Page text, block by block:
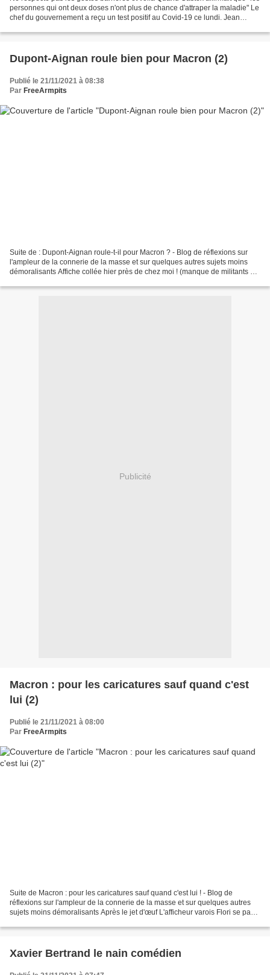
personnes qui ont deux doses n'ont plus de chance d'attraper la maladie" Le
chef du gouvernement a reçu un test positif au Covid-19 ce lundi. Jean
Dupont-Aignan roule bien pour Macron (2)
Publié le 21/11/2021 à 08:38
Par FreeArmpits
Suite de : Dupont-Aignan roule-t-il pour Macron ? - Blog de réflexions sur
l'ampleur de la connerie de la masse et sur quelques autres sujets moins
démoralisants Affiche collée hier près de chez moi ! (manque de militants ? Il
Publicité
Macron : pour les caricatures sauf quand c'est
lui (2)
Publié le 21/11/2021 à 08:00
Par FreeArmpits
Suite de Macron : pour les caricatures sauf quand c'est lui ! - Blog de
réflexions sur l'ampleur de la connerie de la masse et sur quelques autres
sujets moins démoralisants Après le jet d'œuf L'afficheur varois Flori se paye
Xavier Bertrand le nain comédien